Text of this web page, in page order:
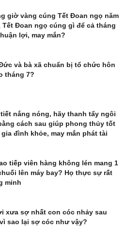
giờ vàng cúng Tết Đoan ngọ năm
Tết Đoan ngọ cúng gì để cả tháng
lợi, may mắn?
và bà xã chuẩn bị tổ chức hôn
tháng 7?
nắng nóng, hãy thanh tẩy ngôi
cách sau giúp phong thủy tốt
gia đình khỏe, may mắn phát tài
tiếp viên hàng không lén mang 1
lên máy bay? Họ thực sự rất
minh
xưa sợ nhất con cóc nhảy sau
sao lại sợ cóc như vậy?